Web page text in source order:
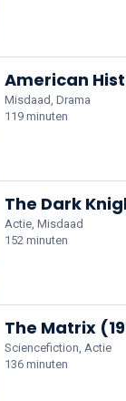
American
Misdaad, Drama
119 minuten
The Dark
Actie, Misdaad
152 minuten
The Matrix
Sciencefiction, Actie
136 minuten